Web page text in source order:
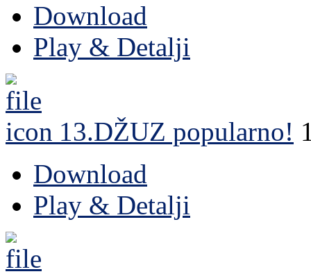
Download
Play & Detalji
13.DŽUZ popularno!
Download
Play & Detalji